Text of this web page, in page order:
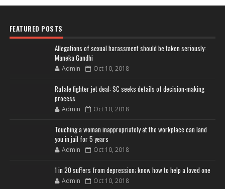
FEATURED POSTS
Allegations of sexual harassment should be taken seriously:
Maneka Gandhi
Admin Oct 10, 2018
Rafale fighter jet deal: SC seeks details of decision-making
process
Admin Oct 10, 2018
Touching a woman inappropriately at the workplace can land
you in jail for 5 years
Admin Oct 10, 2018
1 in 20 suffers from depression; know how to help a loved one
Admin Oct 10, 2018